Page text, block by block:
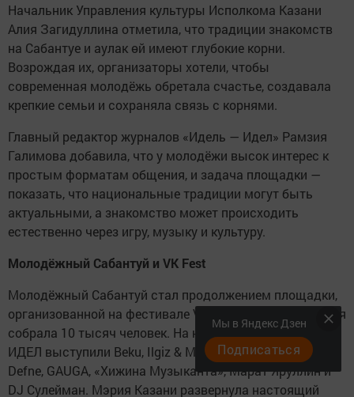
Начальник Управления культуры Исполкома Казани
Алия Загидуллина отметила, что традиции знакомств
на Сабантуе и аулак өй имеют глубокие корни.
Возрождая их, организаторы хотели, чтобы
современная молодёжь обретала счастье, создавала
крепкие семьи и сохраняла связь с корнями.
Главный редактор журналов «Идель — Идел» Рамзия
Галимова добавила, что у молодёжи высок интерес к
простым форматам общения, и задача площадки —
показать, что национальные традиции могут быть
актуальными, а знакомство может происходить
естественно через игру, музыку и культуру.
Молодёжный Сабантуй и VK Fest
Молодёжный Сабантуй стал продолжением площадки,
организованной на фестивале VK Fest в Казани, которая
собрала 10 тысяч человек. На национальной сцене
ИДЕЛ выступили Beku, Ilgiz & Malsi Music, «Дышать»,
Defne, GAUGA, «Хижина Музыканта», Марат Яруллин и
DJ Сулейман. Мэрия Казани развернула настоящий
Мы в Яндекс Дзен
Подписаться